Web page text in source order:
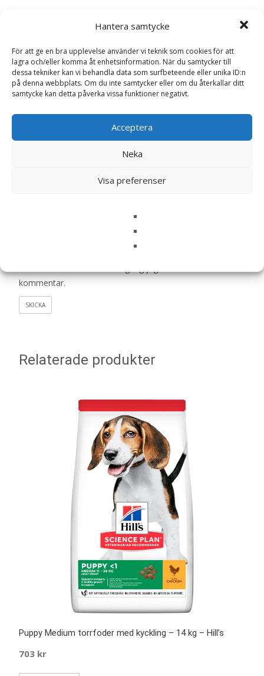
Hantera samtycke
För att ge en bra upplevelse använder vi teknik som cookies för att
lagra och/eller komma åt enhetsinformation. När du samtycker till
dessa tekniker kan vi behandla data som surfbeteende eller unika ID:n
på denna webbplats. Om du inte samtycker eller om du återkallar ditt
samtycke kan detta påverka vissa funktioner negativt.
Acceptera
Neka
Visa preferenser
Diet r/d Weight Reduction Torrfoder till
Din e-postadress kommer inte publiceras. Obligatoriska fält
är märkta*
Ditt betyg *
kommentar.
Relaterade produkter
Puppy Medium torrfoder med kyckling – 14 kg – Hill’s
703 kr